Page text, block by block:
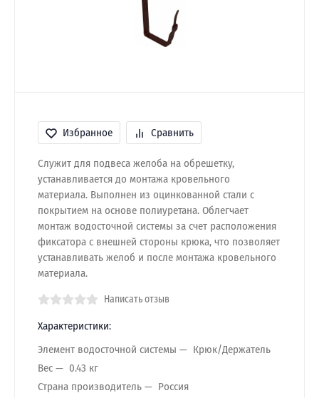
Избранное Сравнить
Служит для подвеса желоба на обрешетку,
устанавливается до монтажа кровельного
материала. Выполнен из оцинкованной стали с
покрытием на основе полиуретана. Облегчает
монтаж водосточной системы за счет расположения
фиксатора с внешней стороны крюка, что позволяет
устанавливать желоб и после монтажа кровельного
материала.
Написать отзыв
Характеристики:
Элемент водосточной системы
Крюк/Держатель
Вес
0.43 кг
Страна производитель
Россия